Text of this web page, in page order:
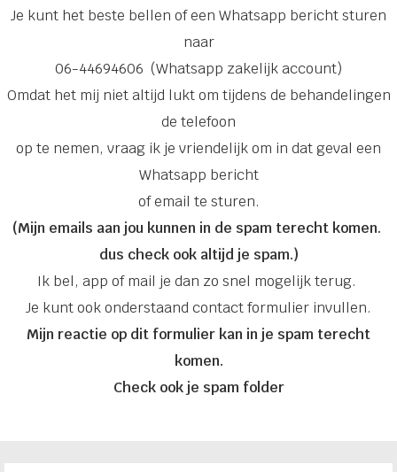
Je kunt het beste bellen of een Whatsapp bericht sturen
naar
06-44694606 (Whatsapp zakelijk account)
Omdat het mij niet altijd lukt om tijdens de behandelingen
de telefoon
op te nemen, vraag ik je vriendelijk om in dat geval een
Whatsapp bericht
of email te sturen.
(Mijn emails aan jou kunnen in de spam terecht komen.
dus check ook altijd je spam.)
Ik bel, app of mail je dan zo snel mogelijk terug.
Je kunt ook onderstaand contact formulier invullen.
Mijn reactie op dit formulier kan in je spam terecht
komen.
Check ook je spam folder